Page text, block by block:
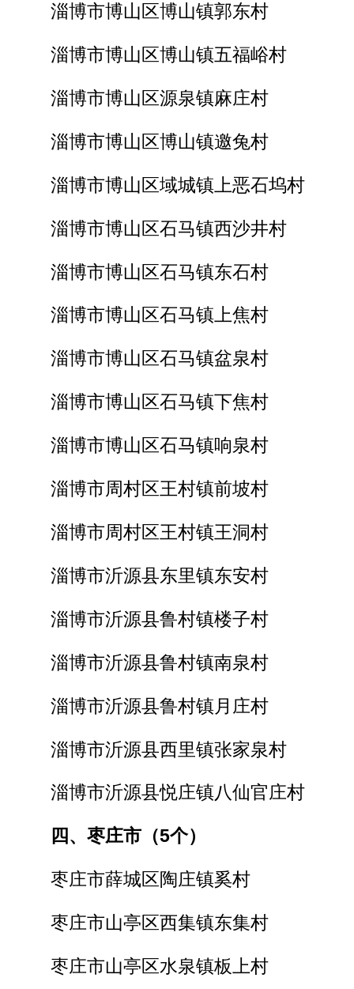
淄博市博山区博山镇郭东村
淄博市博山区博山镇五福峪村
淄博市博山区源泉镇麻庄村
淄博市博山区博山镇邀兔村
淄博市博山区域城镇上恶石坞村
淄博市博山区石马镇西沙井村
淄博市博山区石马镇东石村
淄博市博山区石马镇上焦村
淄博市博山区石马镇盆泉村
淄博市博山区石马镇下焦村
淄博市博山区石马镇响泉村
淄博市周村区王村镇前坡村
淄博市周村区王村镇王洞村
淄博市沂源县东里镇东安村
淄博市沂源县鲁村镇楼子村
淄博市沂源县鲁村镇南泉村
淄博市沂源县鲁村镇月庄村
淄博市沂源县西里镇张家泉村
淄博市沂源县悦庄镇八仙官庄村
四、枣庄市（5个）
枣庄市薛城区陶庄镇奚村
枣庄市山亭区西集镇东集村
枣庄市山亭区水泉镇板上村